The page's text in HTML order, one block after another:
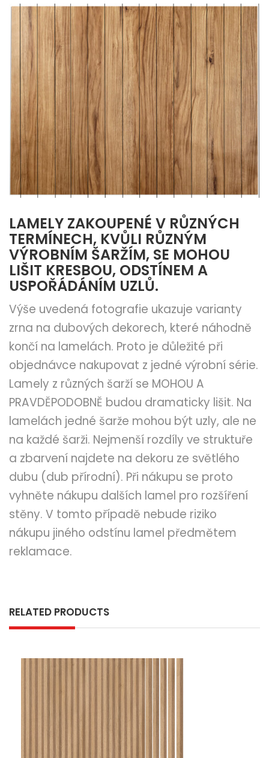
LAMELY ZAKOUPENÉ V RŮZNÝCH
TERMÍNECH, KVŮLI RŮZNÝM
VÝROBNÍM ŠARŽÍM, SE MOHOU
LIŠIT KRESBOU, ODSTÍNEM A
USPOŘÁDÁNÍM UZLŮ.
Výše uvedená fotografie ukazuje varianty
zrna na dubových dekorech, které náhodně
končí na lamelách. Proto je důležité při
objednávce nakupovat z jedné výrobní série.
Lamely z různých šarží se MOHOU A
PRAVDĚPODOBNĚ budou dramaticky lišit. Na
lamelách jedné šarže mohou být uzly, ale ne
na každé šarži. Nejmenší rozdíly ve struktuře
a zbarvení najdete na dekoru ze světlého
dubu (dub přírodní). Při nákupu se proto
vyhněte nákupu dalších lamel pro rozšíření
stěny. V tomto případě nebude riziko
nákupu jiného odstínu lamel předmětem
reklamace.
RELATED PRODUCTS